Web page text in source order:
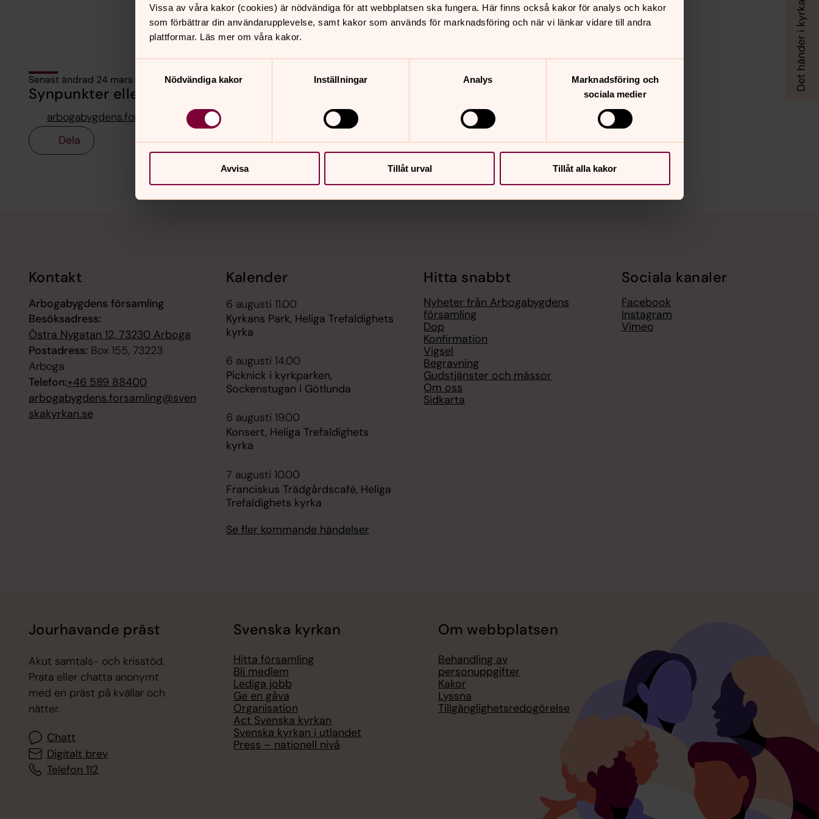
Vissa av våra kakor (cookies) är nödvändiga för att webbplatsen ska fungera. Här finns också kakor för analys och kakor
som förbättrar din användarupplevelse, samt kakor som används för marknadsföring och när vi länkar vidare till andra
plattformar. Läs mer om våra kakor.
Nödvändiga kakor
Inställningar Analys
Marknadsföring och
sociala medier
Avvisa Tillåt urval Tillåt alla kakor
bekräftar er kärlek.
Senast ändrad 24 mars 2025
Synpunkter eller frågor på sidans innehåll?
arbogabygdens.forsamling@svenskakyrkan.se
Dela
Kontakt
Arbogabygdens församling
Besöksadress:
Östra Nygatan 12, 73230 Arboga
Postadress: Box 155, 73223
Arboga
Telefon:+46 589 88400
arbogabygdens.forsamling@sven
skakyrkan.se
Kalender
6 augusti 11.00
Kyrkans Park, Heliga Trefaldighets
kyrka
6 augusti 14.00
Picknick i kyrkparken,
Sockenstugan i Götlunda
6 augusti 19.00
Konsert, Heliga Trefaldighets
kyrka
7 augusti 10.00
Franciskus Trädgårdscafé, Heliga
Trefaldighets kyrka
Se fler kommande händelser
Hitta snabbt
Nyheter från Arbogabygdens
församling
Dop
Konfirmation
Vigsel
Begravning
Gudstjänster och mässor
Om oss
Sidkarta
Sociala kanaler
Facebook
Instagram
Vimeo
Jourhavande präst
Akut samtals- och krisstöd.
Prata eller chatta anonymt
med en präst på kvällar och
nätter.
Chatt
Digitalt brev
Telefon 112
Svenska kyrkan
Hitta församling
Bli medlem
Lediga jobb
Ge en gåva
Organisation
Act Svenska kyrkan
Svenska kyrkan i utlandet
Press – nationell nivå
Om webbplatsen
Behandling av
personuppgifter
Kakor
Lyssna
Tillgänglighetsredogörelse